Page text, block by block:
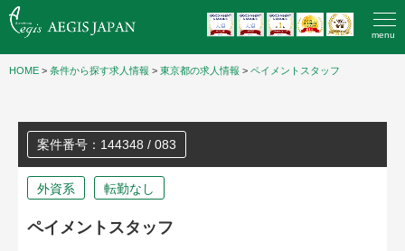
menu
HOME > 条件から探す求人情報 > 東京都の求人情報 > ペイメントスタッフ
案件番号：144348 / 083
外資系 転勤なし
ペイメントスタッフ